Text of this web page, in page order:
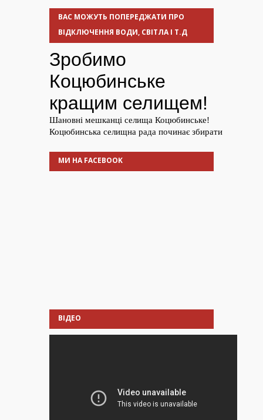
ВАС МОЖУТЬ ПОПЕРЕДЖАТИ ПРО
ВІДКЛЮЧЕННЯ ВОДИ, СВІТЛА І Т.Д
МИ НА FACEBOOK
ВІДЕО